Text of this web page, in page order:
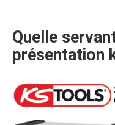
Quelle
présentation